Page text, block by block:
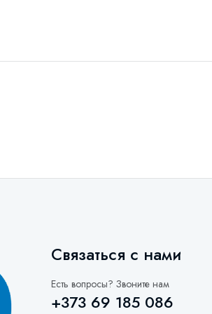
Связаться с нами
Есть вопросы? Звоните нам
+373 69 185 086